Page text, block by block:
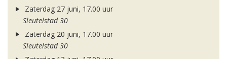
Zaterdag 27 juni, 17.00 uur
Sleutelstad 30
Zaterdag 20 juni, 17.00 uur
Sleutelstad 30